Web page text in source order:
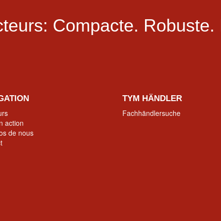
Compacte. Robuste.
action
de nous
TYM HÄNDLER
Fachhändlersuche